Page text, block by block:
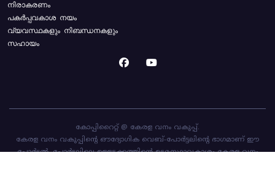
നിരാകരണം
പകർപ്പവകാശ നയം
വ്യവസ്ഥകളും നിബന്ധനകളും
സഹായം
കോപ്പിറൈറ്റ് @ കേരള വനം വകുപ്പ്.
കേരള വനം വകുപ്പിന്റെ ഔദ്യോഗിക വെബ്-പോർട്ടലിന്റെ ഭാഗമാണ് ഈ
പോർട്ടൽ. പോർട്ടലിലെ ഉള്ളടക്കത്തിന്റെ ഉടമസ്ഥാവകാശം കേരള വനം